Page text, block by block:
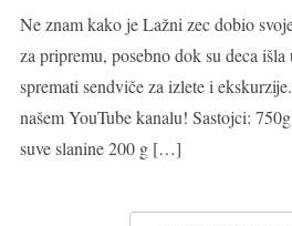
Ne znam kako je Lažni zec dobio
za pripremu, posebno dok su deca
spremati sendviče za izlete i
našem YouTube kanalu! Sastojci:
suve slanine 200 g […]